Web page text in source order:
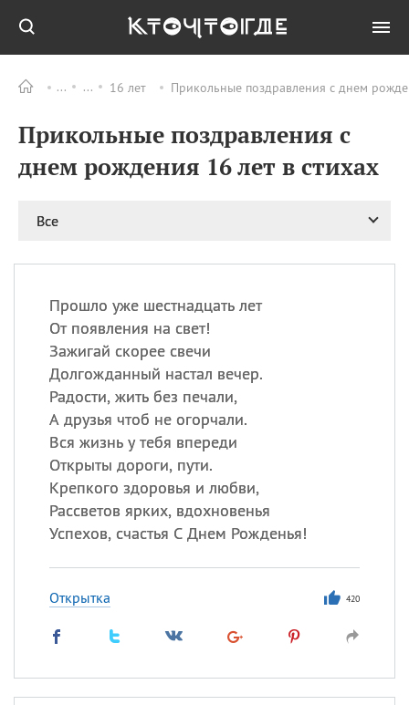
16 лет Прикольные поздравления с днем
Прикольные поздравления с
днем рождения 16 лет в стихах
Все
Прошло уже шестнадцать лет
От появления на свет!
Зажигай скорее свечи
Долгожданный настал вечер.
Радости, жить без печали,
А друзья чтоб не огорчали.
Вся жизнь у тебя впереди
Открыты дороги, пути.
Крепкого здоровья и любви,
Рассветов ярких, вдохновенья
Успехов, счастья С Днем Рожденья!
Открытка 420
ПРАЗДНИКИ Все
06.08 Преображение
Господне у западных
христиан
Романа и Давида
мучеников
Годовщина битвы при
Бояка
ИМЕНА
Сегодня празднуют именины
Посмотреть значениеи
происхождение